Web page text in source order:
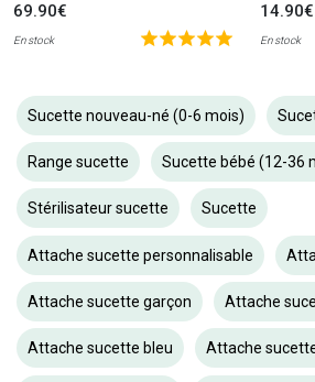
69.90€
En stock
14.90€
En stock
Sucette nouveau-né (0-6 mois)
Range sucette Sucette bébé (12-36
Stérilisateur sucette Sucette
Attache sucette personnalisable
Attache sucette garçon Attache
Attache sucette bleu Attache